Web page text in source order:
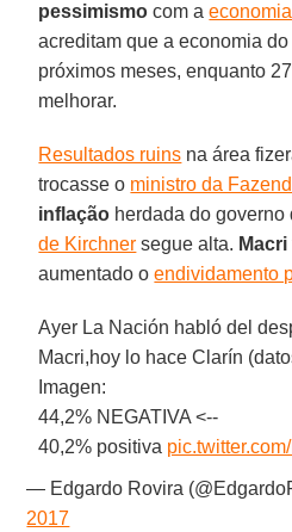
pessimismo com aeconomia
acreditam que a economia
próximos meses, enquanto
melhorar.
Resultados ruins na área
trocasse o ministro da
inflação herdada do
de Kirchner segue alta. Macri
aumentado oendividamento
Ayer La Nación habló del
Macri,hoy lo hace Clarín
Imagen:
44,2% NEGATIVA <--
40,2% positiva
— Edgardo Rovira
2017